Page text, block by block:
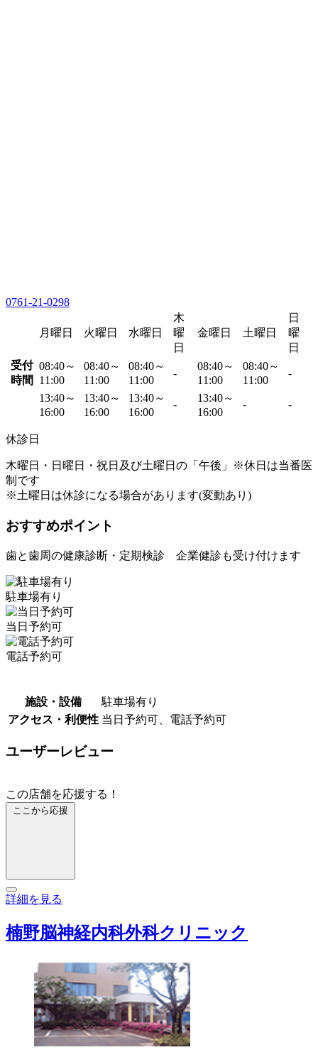
0761-21-0298
月曜日 火曜日 水曜日
木
曜
日
金曜日 土曜日
日
曜
日
受付
時間
08:40～
11:00
08:40～
11:00
08:40～
11:00
-
08:40～
11:00
08:40～
11:00
-
13:40～
16:00
13:40～
16:00
13:40～
16:00
-
13:40～
16:00
- -
休診日
木曜日・日曜日・祝日及び土曜日の「午後」※休日は当番医
制です
※土曜日は休診になる場合があります(変動あり)
おすすめポイント
歯と歯周の健康診断・定期検診 企業健診も受け付けます
駐車場有り
当日予約可
電話予約可
施設・設備
駐車場有り
アクセス・利便性 当日予約可、電話予約可
ユーザーレビュー
この店舗を応援する！
ここから応援
詳細を見る
楠野脳神経内科外科クリニック